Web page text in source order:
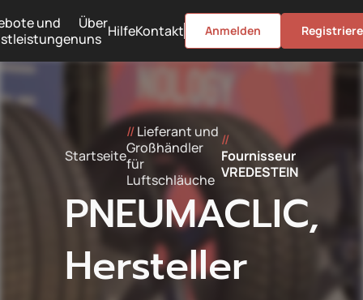
und
Über
uns HilfeKontakt Anmelden
Startseite
//Lieferant und
Großhändler
für
Luftschläuche
//
Fournisseur
VREDESTEIN
PNEUMACLIC,
Hersteller